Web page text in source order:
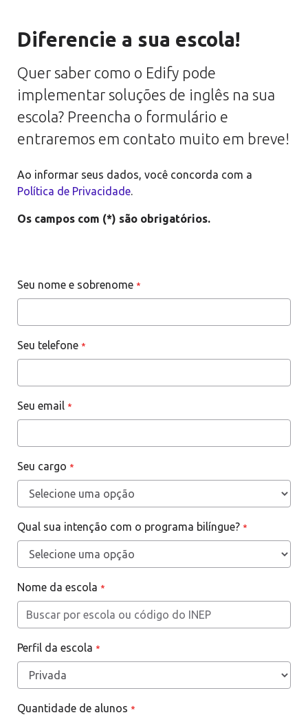
Diferencie a sua escola!
Quer saber como o Edify pode
implementar soluções de inglês na sua
escola? Preencha o formulário e
entraremos em contato muito em breve!
Ao informar seus dados, você concorda com a
Política de Privacidade.
Os campos com (*) são obrigatórios.
Seu nome e sobrenome *
Seu telefone *
Seu email *
Seu cargo *
Qual sua intenção com o programa bilíngue? *
Nome da escola *
Perfil da escola *
Quantidade de alunos *